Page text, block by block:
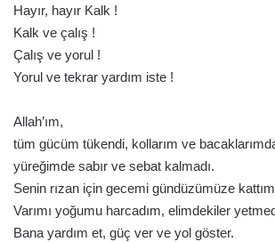
Hayır, hayır Kalk !
Kalk ve çalış !
Çalış ve yorul !
Yorul ve tekrar yardım iste !
Allah’ım,
tüm gücüm tükendi, kollarım ve
yüreğimde sabır ve sebat kalmadı.
Senin rızan için gecemi gündüzümüze
Varımı yoğumu harcadım, elimdekiler
Bana yardım et, güç ver ve yol göster.